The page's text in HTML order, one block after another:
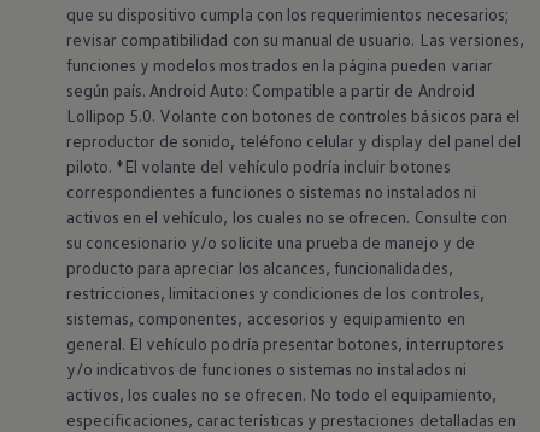
que su dispositivo cumpla con los requerimientos necesarios;
revisar compatibilidad con su manual de usuario. Las versiones,
funciones y modelos mostrados en la página pueden variar
según país. Android Auto: Compatible a partir de Android
Lollipop 5.0. Volante con botones de controles básicos para el
reproductor de sonido, teléfono celular y display del panel del
piloto. *El volante del vehículo podría incluir botones
correspondientes a funciones o sistemas no instalados ni
activos en el vehículo, los cuales no se ofrecen. Consulte con
su concesionario y/o solicite una prueba de manejo y de
producto para apreciar los alcances, funcionalidades,
restricciones, limitaciones y condiciones de los controles,
sistemas, componentes, accesorios y equipamiento en
general. El vehículo podría presentar botones, interruptores
y/o indicativos de funciones o sistemas no instalados ni
activos, los cuales no se ofrecen. No todo el equipamiento,
especificaciones, características y prestaciones detalladas en